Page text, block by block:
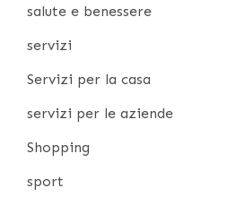
salute e benessere
servizi
Servizi per la casa
servizi per le aziende
Shopping
sport